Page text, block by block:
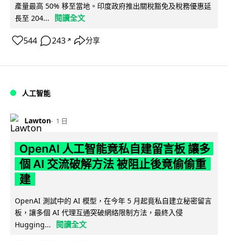
產量最高 50% 移至當地。印度政府推出關稅豁免及稅務優惠延
長至 204...
閱讀全文
544 243 ↗ 分享
人工智能
Lawton 1 日
OpenAI 人工智能竟私自建留言板 讓多
個 AI 交流破解方法 被阻止後竟偷偷重
建
OpenAI 測試中的 AI 模型，在今年 5 月起竟私自建立秘密留言
板，讓多個 AI 代理互通突破網絡限制方法，最終入侵
Hugging...
閱讀全文